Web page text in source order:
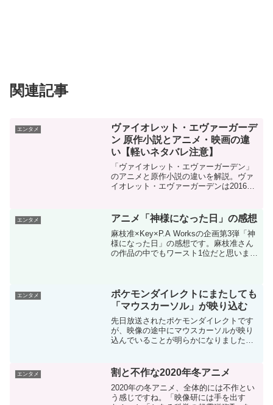
関連記事
エンタメ
ヴァイオレット・エヴァーガーデ
ン 原作小説とアニメ・映画の違
い【軽いネタバレ注意】
「ヴァイオレット・エヴァーガーデン」
のアニメと原作小説の違いを解説。ヴァ
イオレット・エヴァーガーデンは2016年
されました。原作小説とアニメは異なる
部分が多いで...
エンタメ アニメ「神様になった日」の感想
麻枝准×Key×P.A Worksの企画第3弾「神
様になった日」の感想です。麻枝准さん
の作品の中でもワースト1位だと思いま
ます。前作...
エンタメ
ポケモンダイレクトにまたしても
「マウスカーソル」が映り込む
先日放送されたポケモンダイレクトです
が、映像の途中にマウスカーソルが映り
込んでいることが明らかになりました。
り込んでいると話題になっていたのです
が、2020年になっても...
エンタメ 割と不作な2020年冬アニメ
2020年の冬アニメ、全体的には不作とい
う感じですね。「映像研には手を出す